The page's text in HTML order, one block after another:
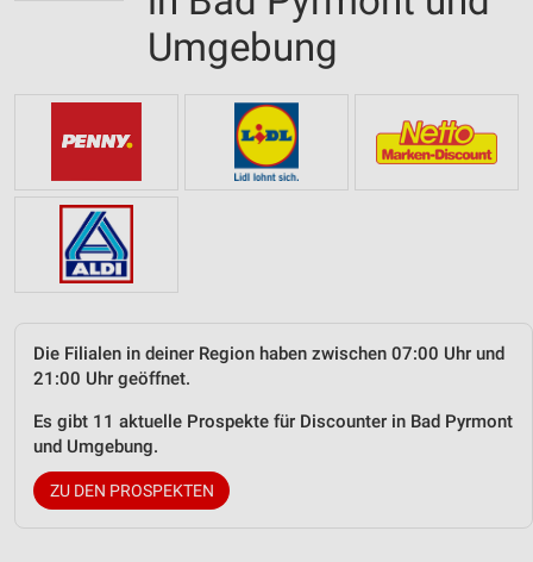
Umgebung
Die Filialen in deiner Region haben zwischen 07:00 Uhr und
21:00 Uhr geöffnet.
Es gibt 11 aktuelle Prospekte für Discounter in Bad Pyrmont
und Umgebung.
ZU DEN PROSPEKTEN